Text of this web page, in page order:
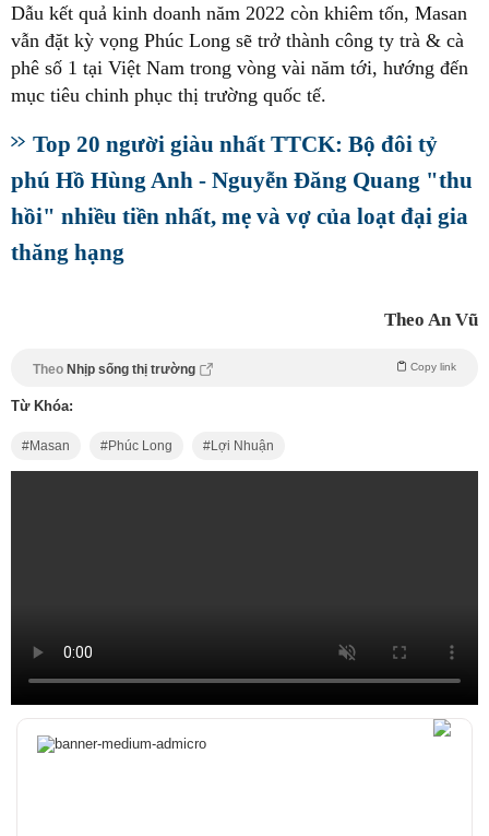
Dẫu kết quả kinh doanh năm 2022 còn khiêm tốn, Masan
vẫn đặt kỳ vọng Phúc Long sẽ trở thành công ty trà & cà
phê số 1 tại Việt Nam trong vòng vài năm tới, hướng đến
mục tiêu chinh phục thị trường quốc tế.
Top 20 người giàu nhất TTCK: Bộ đôi tỷ
phú Hồ Hùng Anh - Nguyễn Đăng Quang "thu
hồi" nhiều tiền nhất, mẹ và vợ của loạt đại gia
thăng hạng
Theo An Vũ
Theo Nhịp sống thị trường Copy link
Từ Khóa:
Masan Phúc Long Lợi Nhuận